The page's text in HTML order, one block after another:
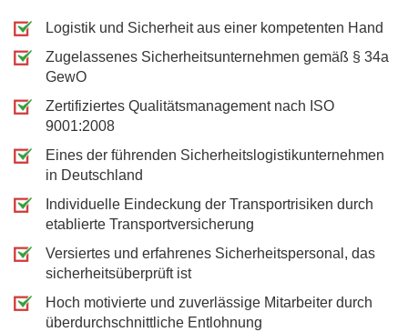
Logistik und Sicherheit aus einer kompetenten Hand
Zugelassenes Sicherheitsunternehmen gemäß § 34a
GewO
Zertifiziertes Qualitätsmanagement nach ISO
9001:2008
Eines der führenden Sicherheitslogistikunternehmen
in Deutschland
Individuelle Eindeckung der Transportrisiken durch
etablierte Transportversicherung
Versiertes und erfahrenes Sicherheitspersonal, das
sicherheitsüberprüft ist
Hoch motivierte und zuverlässige Mitarbeiter durch
überdurchschnittliche Entlohnung